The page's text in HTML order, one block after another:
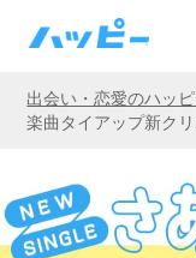
出会い・恋愛のハッ
楽曲タイアップ新ク